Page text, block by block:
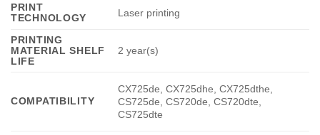
PRINT
TECHNOLOGY
Laser printing
PRINTING
MATERIAL SHELF
LIFE
2 year(s)
COMPATIBILITY
CX725de, CX725dhe, CX725dthe,
CS725de, CS720de, CS720dte,
CS725dte